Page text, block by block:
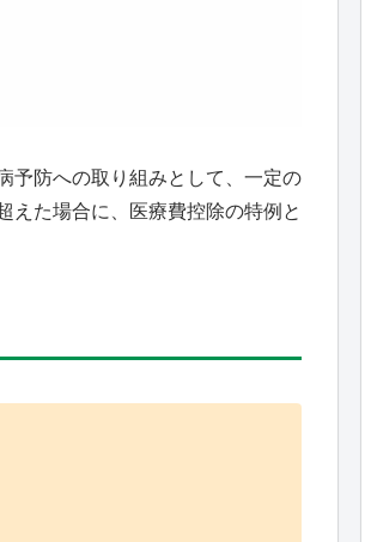
予防への取り組みとして、一定の
えた場合に、医療費控除の特例と